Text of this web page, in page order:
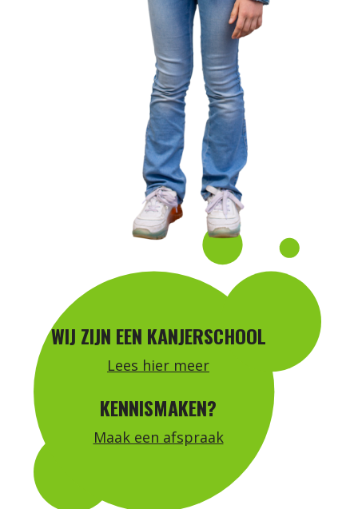
WIJ ZIJN EEN KANJERSCHOOL
Lees hier meer
KENNISMAKEN?
Maak een afspraak